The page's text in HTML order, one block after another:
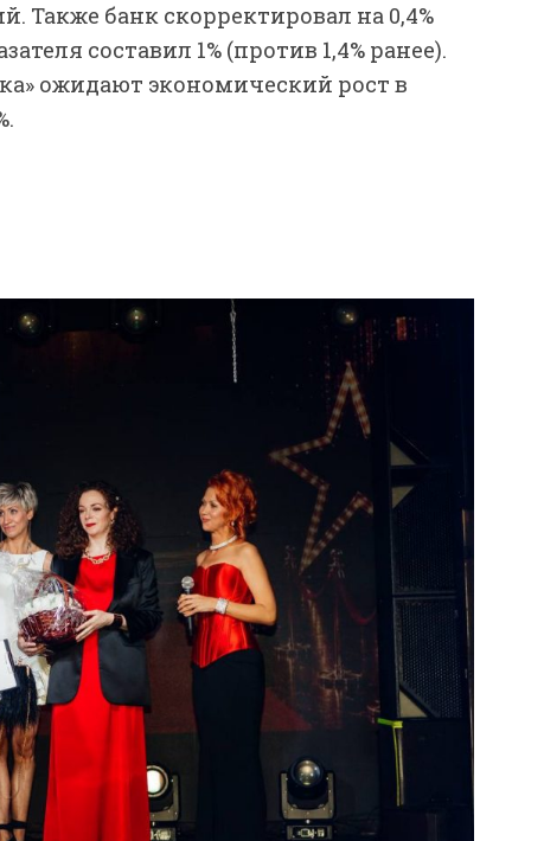
Также банк скорректировал на 0,4%
составил 1% (против 1,4% ранее).
ожидают экономический рост в